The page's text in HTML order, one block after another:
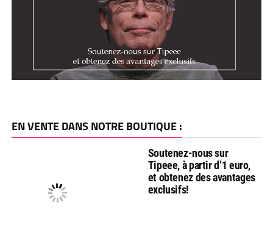
EN VENTE DANS NOTRE BOUTIQUE :
Soutenez-nous sur
Tipeee, à partir d’1 euro,
et obtenez des avantages
exclusifs!